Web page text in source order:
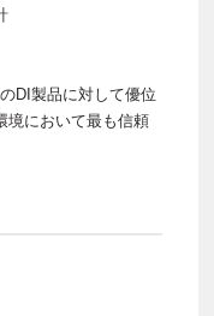
DI製品に対して優位
境において最も信頼